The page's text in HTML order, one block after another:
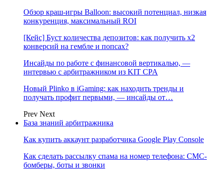
Обзор краш-игры Balloon: высокий потенциал, низкая
конкуренция, максимальный ROI
[Кейс] Буст количества депозитов: как получить х2
конверсий на гембле и попсах?
Инсайды по работе с финансовой вертикалью, —
интервью с арбитражником из KIT CPA
Новый Plinko в iGaming: как находить тренды и
получать профит первыми, — инсайды от…
Prev Next
База знаний арбитражника
Как купить аккаунт разработчика Google Play Console
Как сделать рассылку спама на номер телефона: СМС-
бомберы, боты и звонки